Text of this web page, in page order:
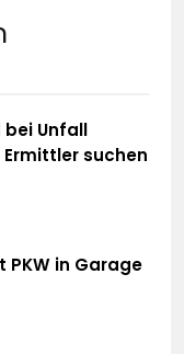
bei Unfall
suchen
PKW in Garage